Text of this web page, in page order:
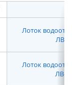
Лоток
ЛВ-
Лоток
ЛВ-